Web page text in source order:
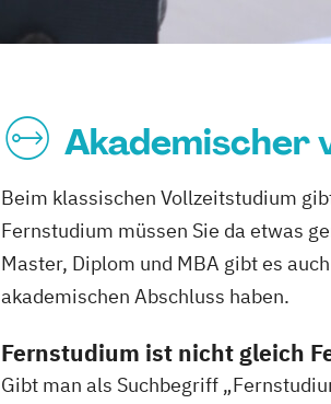
Akademischer
Beim klassischen Vollzeitstudium
Fernstudium müssen Sie da etwas
Master, Diplom und MBA gibt es
akademischen Abschluss haben.
Fernstudium ist nicht gleich
Gibt man als Suchbegriff